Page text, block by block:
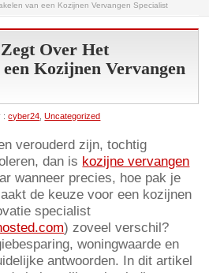
van een Kozijnen Vervangen Specialist
Over Het
Kozijnen Vervangen
:cyber24 ,Uncategorized
verouderd zijn, tochtig
dan is kozijne vervangen
wanneer precies, hoe pak je
de keuze voor een kozijnen
specialist
) zoveel verschil?
woningwaarde en
antwoorden. In dit artikel